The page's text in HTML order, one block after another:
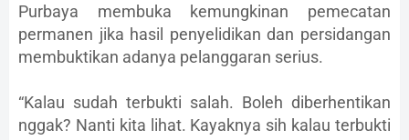
Purbaya membuka kemungkinan pemecatan
permanen jika hasil penyelidikan dan persidangan
membuktikan adanya pelanggaran serius.
“Kalau sudah terbukti salah. Boleh diberhentikan
nggak? Nanti kita lihat. Kayaknya sih kalau terbukti